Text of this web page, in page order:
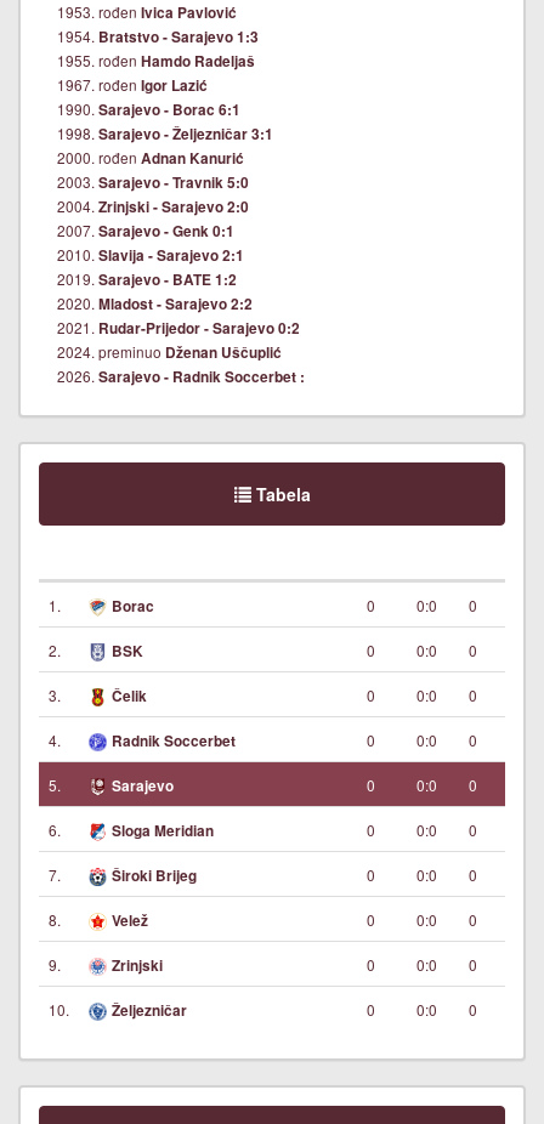
1953. rođen Ivica Pavlović
1954. Bratstvo - Sarajevo 1:3
1955. rođen Hamdo Radeljaš
1967. rođen Igor Lazić
1990. Sarajevo - Borac 6:1
1998. Sarajevo - Željezničar 3:1
2000. rođen Adnan Kanurić
2003. Sarajevo - Travnik 5:0
2004. Zrinjski - Sarajevo 2:0
2007. Sarajevo - Genk 0:1
2010. Slavija - Sarajevo 2:1
2019. Sarajevo - BATE 1:2
2020. Mladost - Sarajevo 2:2
2021. Rudar-Prijedor - Sarajevo 0:2
2024. preminuo Dženan Uščuplić
2026. Sarajevo - Radnik Soccerbet :
Tabela
1. Borac 0 0:0 0
2. BSK 0 0:0 0
3. Čelik 0 0:0 0
4. Radnik Soccerbet 0 0:0 0
5. Sarajevo 0 0:0 0
6. Sloga Meridian 0 0:0 0
7. Široki Brijeg 0 0:0 0
8. Velež 0 0:0 0
9. Zrinjski 0 0:0 0
10. Željezničar 0 0:0 0